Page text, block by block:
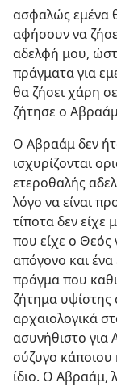
ασφαλώς εμένα
αφήσουν να
αδελφή μου,
πράγματα για
θα ζήσει χάρη
ζήτησε ο
Ο Αβραάμ δεν
ισχυρίζονται
ετεροθαλής
λόγο να είναι
τίποτα δεν
που είχε ο Θεός
απόγονο και
πράγμα που
ζήτημα υψίστης
αρχαιολογικά
ασυνήθιστο για
σύζυγο κάποιου
ίδιο. Ο Αβραάμ,